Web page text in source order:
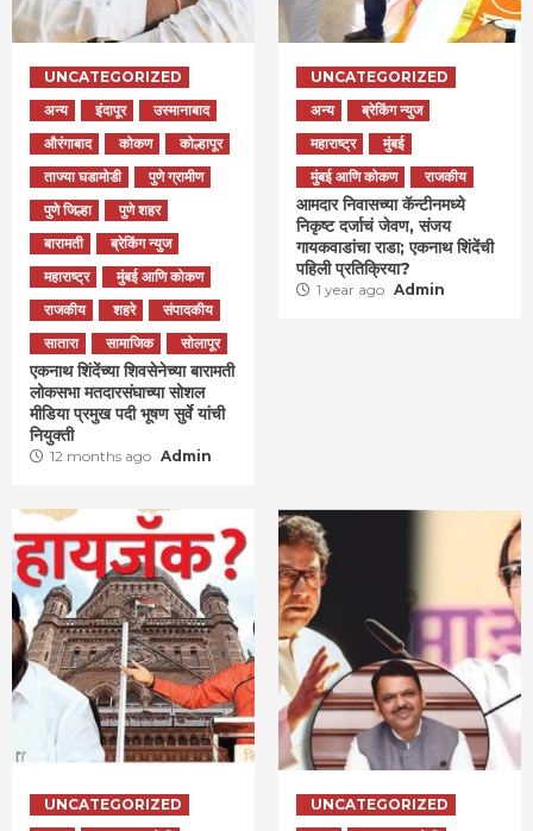
UNCATEGORIZED
अन्य
इंदापूर
उस्मानाबाद
औरंगाबाद
कोकण
कोल्हापूर
ताज्या घडामोडी
पुणे ग्रामीण
पुणे जिल्हा
पुणे शहर
बारामती
ब्रेकिंग न्युज
महाराष्ट्र
मुंबई आणि कोकण
राजकीय
शहरे
संपादकीय
सातारा
सामाजिक सोलापूर
एकनाथ शिंदेंच्या शिवसेनेच्या बारामती
लोकसभा मतदारसंघाच्या सोशल
मीडिया प्रमुख पदी भूषण सुर्वे यांची
नियुक्ती
12 months ago Admin
UNCATEGORIZED
अन्य
ब्रेकिंग न्युज
महाराष्ट्र
मुंबई
मुंबई आणि कोकण
राजकीय
आमदार निवासच्या कॅन्टीनमध्ये
निकृष्ट दर्जाचं जेवण, संजय
गायकवाडांचा राडा; एकनाथ शिंदेंची
पहिली प्रतिक्रिया?
1 year ago Admin
UNCATEGORIZED
UNCATEGORIZED